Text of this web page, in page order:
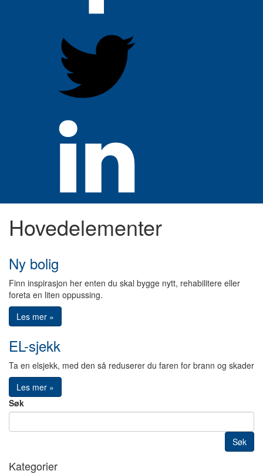
Hovedelementer
Ny bolig
Finn inspirasjon her enten du skal bygge nytt, rehabilitere eller
foreta en liten oppussing.
Les mer »
EL-sjekk
Ta en elsjekk, med den så reduserer du faren for brann og skader
Les mer »
Søk
Søk
Kategorier